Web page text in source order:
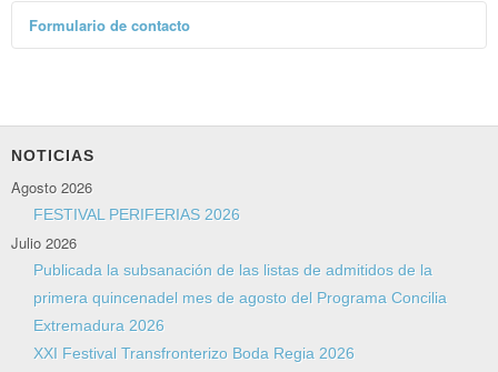
Formulario de contacto
Nombre*
Correo electrónico*
Asunto*
NOTICIAS
Agosto 2026
FESTIVAL PERIFERIAS 2026
Julio 2026
Publicada la subsanación de las listas de admitidos de la
primera quincenadel mes de agosto del Programa Concilia
Extremadura 2026
XXI Festival Transfronterizo Boda Regia 2026